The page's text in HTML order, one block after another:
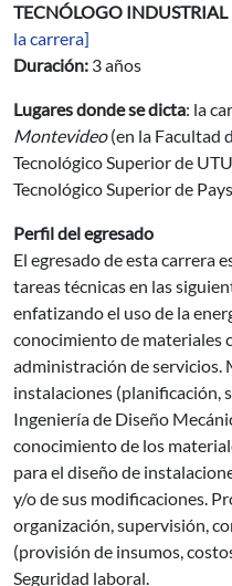
TECNÓLOGO
la carrera]
Duración: 3 años
Lugares donde se dicta: la
Montevideo(en la Facultad
Tecnológico Superior de
Tecnológico Superior de
Perfil del egresado
El egresado de esta carrera
tareas técnicas en las
enfatizando el uso de la
conocimiento de materiales
administración de servicios.
instalaciones (planificación,
Ingeniería de Diseño
conocimiento de los
para el diseño de
y/o de sus modificaciones.
organización, supervisión,
(provisión de insumos,
Seguridad laboral.